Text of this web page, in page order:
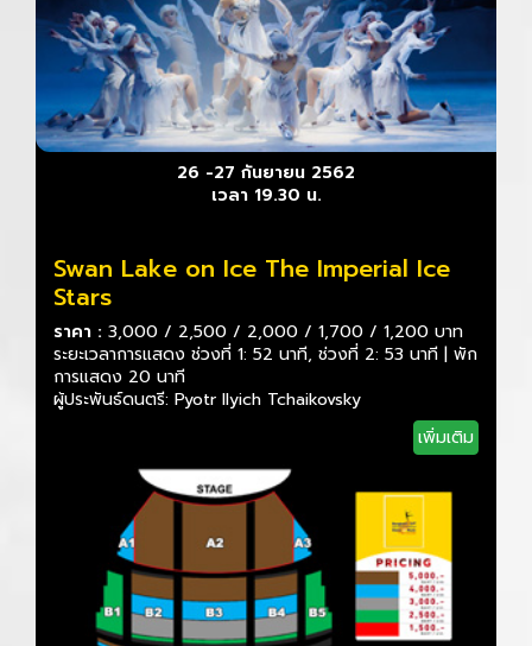
26 -27 กันยายน 2562
เวลา 19.30 น.
Swan Lake on Ice The Imperial Ice
Stars
ราคา : 3,000 / 2,500 / 2,000 / 1,700 / 1,200 บาท
ระยะเวลาการแสดง ช่วงที่ 1: 52 นาที, ช่วงที่ 2: 53 นาที | พัก
การแสดง 20 นาที
ผู้ประพันธ์ดนตรี: Pyotr Ilyich Tchaikovsky
เพิ่มเติม